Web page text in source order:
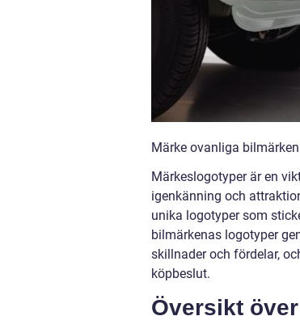
Märke ovanliga
Märkeslogotyper är en
igenkänning och
unika logotyper som
bilmärkenas logotyper
skillnader och fördelar,
köpbeslut.
Översikt